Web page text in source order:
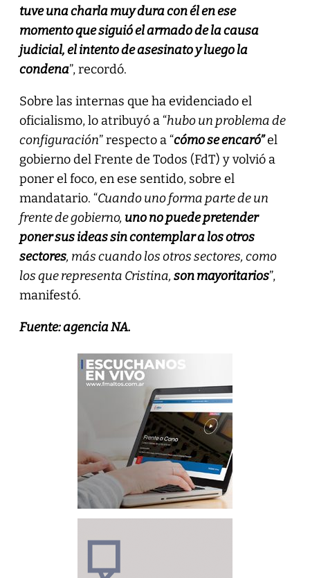
tuve una charla muy dura con él en ese
momento que siguió el armado de la causa
judicial, el intento de asesinato y luego la
condena”, recordó.
Sobre las internas que ha evidenciado el
oficialismo, lo atribuyó a “hubo un problema de
configuración” respecto a “cómo se encaró”el
gobierno del Frente de Todos (FdT) y volvió a
poner el foco, en ese sentido, sobre el
mandatario. “Cuando uno forma parte de un
frente de gobierno, uno no puede pretender
poner sus ideas sin contemplar a los otros
sectores, más cuando los otros sectores, como
los que representa Cristina, son mayoritarios”,
manifestó.
Fuente: agencia NA.